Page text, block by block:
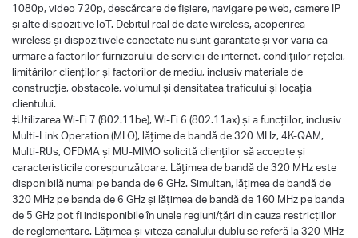
1080p, video 720p, descărcare de fișiere, navigare pe web, camere IP
și alte dispozitive loT. Debitul real de date wireless, acoperirea
wireless și dispozitivele conectate nu sunt garantate și vor varia ca
urmare a factorilor furnizorului de servicii de internet, condițiilor rețelei,
limitărilor clienților și factorilor de mediu, inclusiv materiale de
construcție, obstacole, volumul și densitatea traficului și locația
clientului.
‡Utilizarea Wi-Fi 7 (802.11be), Wi-Fi 6 (802.11ax) și a funcțiilor, inclusiv
Multi-Link Operation (MLO), lățime de bandă de 320 MHz, 4K-QAM,
Multi-RUs, OFDMA și MU-MIMO solicită clienților să accepte și
caracteristicile corespunzătoare. Lățimea de bandă de 320 MHz este
disponibilă numai pe banda de 6 GHz. Simultan, lățimea de bandă de
320 MHz pe banda de 6 GHz și lățimea de bandă de 160 MHz pe banda
de 5 GHz pot fi indisponibile în unele regiuni/țări din cauza restricțiilor
de reglementare. Lățimea și viteza canalului dublu se referă la 320 MHz